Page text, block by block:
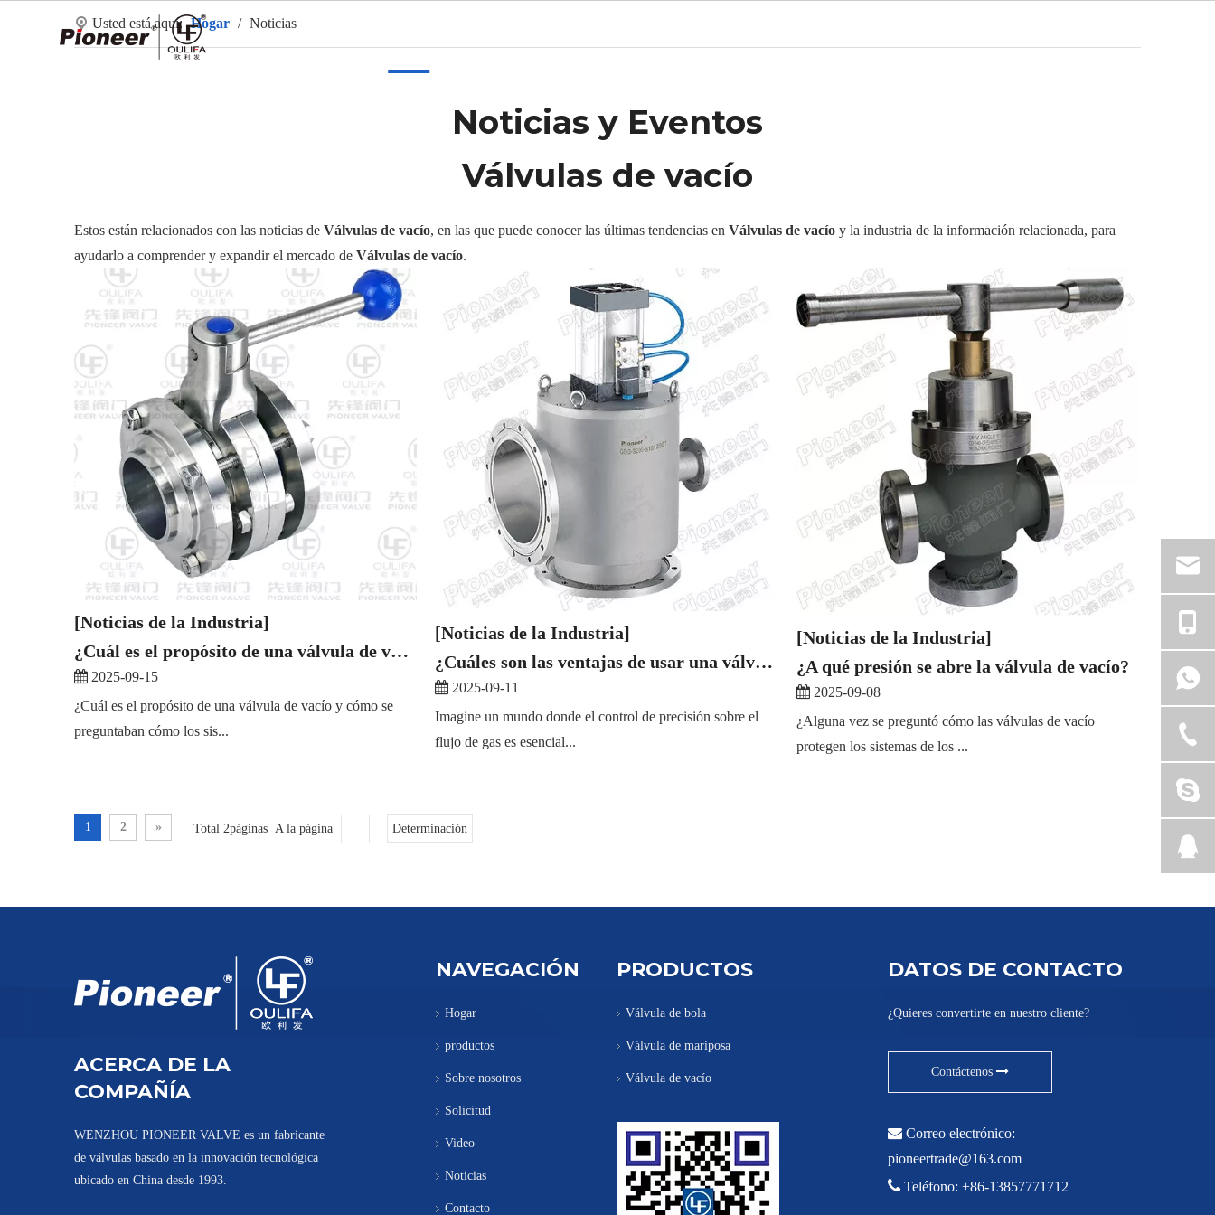
Usted está aquí: Hogar / Noticias
Noticias y Eventos
Válvulas de vacío
Estos están relacionados con las noticias de Válvulas de vacío, en las que puede conocer las últimas tendencias en Válvulas de vacío y la industria de la información relacionada, para
ayudarlo a comprender y expandir el mercado de Válvulas de vacío.
[Noticias de la Industria]
¿Cuál es el propósito de una válvula de vacío y cómo funcionan?
2025-09-15
¿Cuál es el propósito de una válvula de vacío y cómo se
preguntaban cómo los sis...
[Noticias de la Industria]
¿Cuáles son las ventajas de usar una válvula de vacío?
2025-09-11
Imagine un mundo donde el control de precisión sobre el
flujo de gas es esencial...
[Noticias de la Industria]
¿A qué presión se abre la válvula de vacío?
2025-09-08
¿Alguna vez se preguntó cómo las válvulas de vacío
protegen los sistemas de los ...
1 2 » Total 2páginas A la página Determinación
ACERCA DE LA
COMPAÑÍA
WENZHOU PIONEER VALVE es un fabricante
de válvulas basado en la innovación tecnológica
ubicado en China desde 1993.
NAVEGACIÓN
Hogar
productos
Sobre nosotros
Solicitud
Video
Noticias
Contacto
PRODUCTOS
Válvula de bola
Válvula de mariposa
Válvula de vacío
DATOS DE CONTACTO
¿Quieres convertirte en nuestro cliente?
Contáctenos
 Correo electrónico:
pioneertrade@163.com
 Teléfono: +86-13857771712